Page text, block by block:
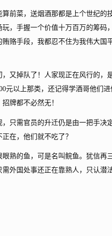
菜，送烟酒那都是上个世纪的
，手握一个价值十万百万的筹码
赂手段，我都忍不住为我伟大国
又掉队了！人家现正在风行的
元以上那类，还记得学酒哥他们
牌都不必然无！
需官员的升迁仍是由一把手决
在，他们就不吃了？
的鱼，可是名叫鲩鱼。犹信再
外国处事还正在靠熟人，只认潜